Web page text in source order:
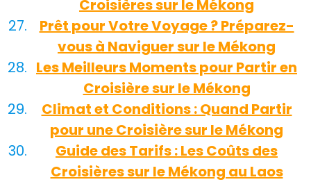
Croisières sur le Mékong
Prêt pour Votre Voyage ? Préparez-
vous à Naviguer sur le Mékong
Les Meilleurs Moments pour Partir en
Croisière sur le Mékong
Climat et Conditions : Quand Partir
pour une Croisière sur le Mékong
Guide des Tarifs : Les Coûts des
Croisières sur le Mékong au Laos